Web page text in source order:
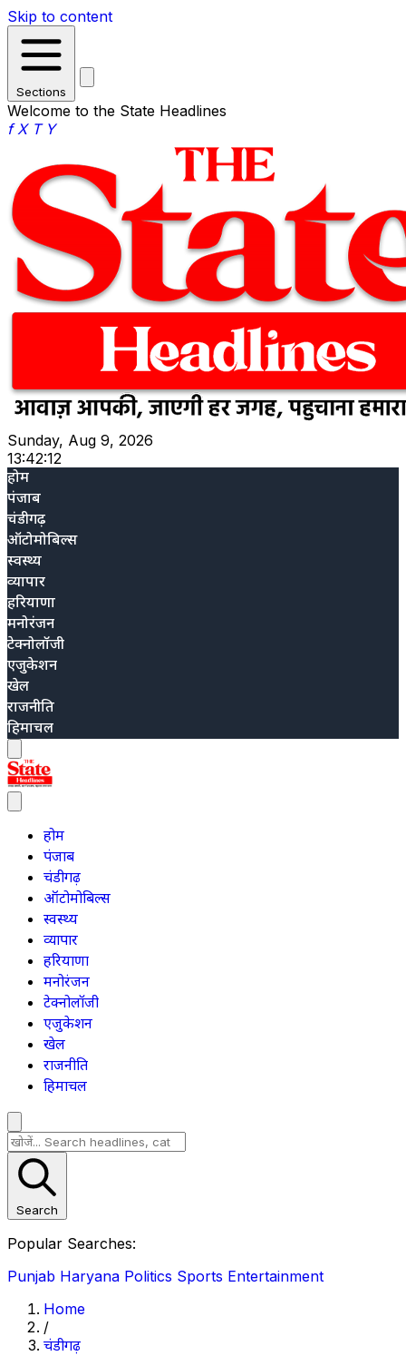
Skip to content
Sections
Welcome to the State Headlines
f X T Y
Sunday, Aug 9, 2026
13:42:13
होम
पंजाब
चंडीगढ़
ऑटोमोबिल्स
स्वस्थ्य
व्यापार
हरियाणा
मनोरंजन
टेक्नोलॉजी
एजुकेशन
खेल
राजनीति
हिमाचल
होम
पंजाब
चंडीगढ़
ऑटोमोबिल्स
स्वस्थ्य
व्यापार
हरियाणा
मनोरंजन
टेक्नोलॉजी
एजुकेशन
खेल
राजनीति
हिमाचल
Search
Popular Searches:
Punjab Haryana Politics Sports Entertainment
Home
/
चंडीगढ़